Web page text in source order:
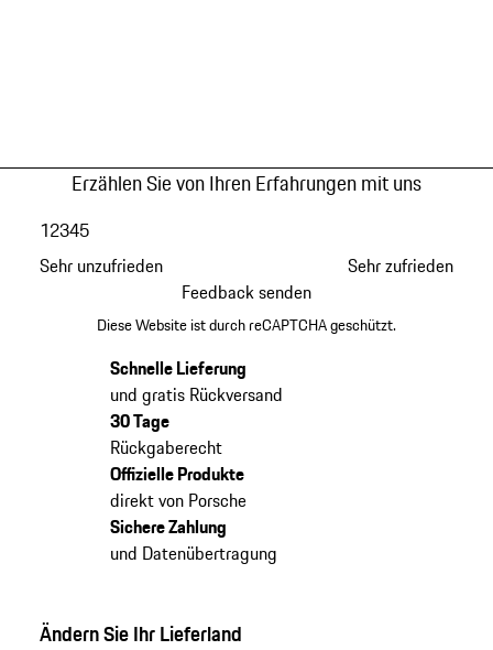
Erzählen Sie von Ihren Erfahrungen mit uns
Sehr unzufrieden
12345
Sehr zufrieden
Feedback senden
Diese Website ist durch reCAPTCHA geschützt.
Schnelle Lieferung
und gratis Rückversand
30 Tage
Rückgaberecht
Offizielle Produkte
direkt von Porsche
Sichere Zahlung
und Datenübertragung
Ändern Sie Ihr Lieferland